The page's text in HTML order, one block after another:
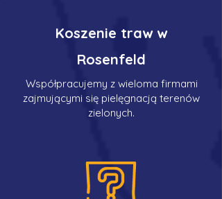
Koszenie traw w
Rosenfeld
Współpracujemy z wieloma firmami
zajmującymi się pielęgnacją terenów
zielonych.